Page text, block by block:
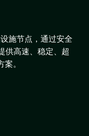
施节点，通过安全
供高速、稳定、超
。